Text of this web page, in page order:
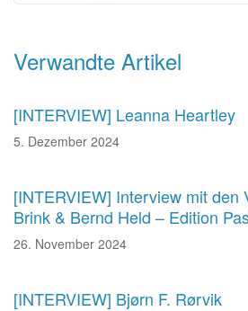
Verwandte Artikel
[INTERVIEW] Leanna Heartley
5. Dezember 2024
[INTERVIEW] Interview mit den
Brink & Bernd Held – Edition
26. November 2024
[INTERVIEW] Bjørn F. Rørvik
Beitragsnavigation